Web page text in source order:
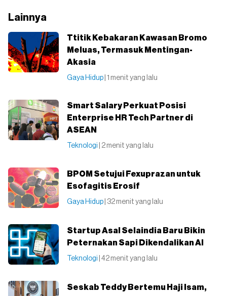
Lainnya
Ttitik Kebakaran Kawasan Bromo
Meluas, Termasuk Mentingan-
Akasia
Gaya Hidup | 1 menit yang lalu
Smart Salary Perkuat Posisi
Enterprise HR Tech Partner di
ASEAN
Teknologi | 2 menit yang lalu
BPOM Setujui Fexuprazan untuk
Esofagitis Erosif
Gaya Hidup | 32 menit yang lalu
Startup Asal Selaindia Baru Bikin
Peternakan Sapi Dikendalikan AI
Teknologi | 42 menit yang lalu
Seskab Teddy Bertemu Haji Isam,